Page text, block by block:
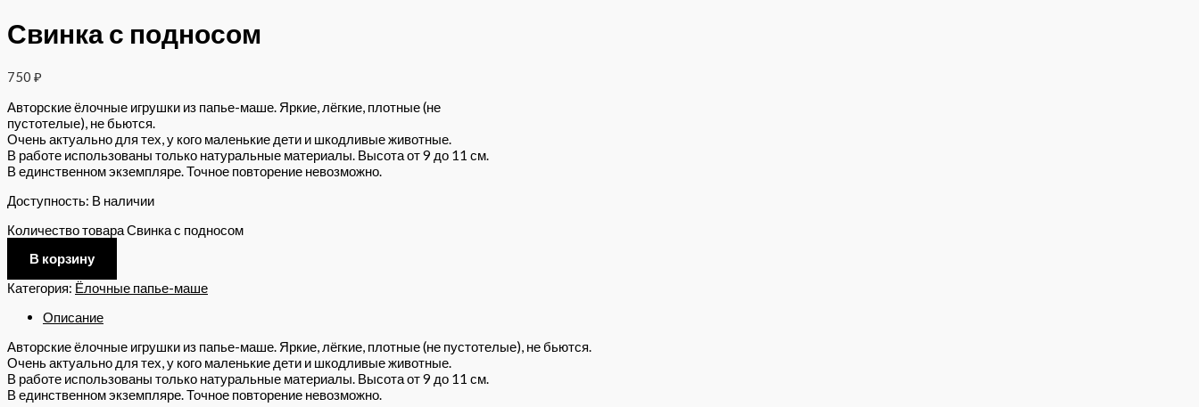
Свинка с подносом
750 ₽
Авторские ёлочные игрушки из папье-маше. Яркие, лёгкие, плотные (не
пустотелые), не бьются.
Очень актуально для тех, у кого маленькие дети и шкодливые животные.
В работе использованы только натуральные материалы. Высота от 9 до 11 см.
В единственном экземпляре. Точное повторение невозможно.
Доступность: В наличии
Количество товара Свинка с подносом
В корзину
Категория: Ёлочные папье-маше
Описание
Авторские ёлочные игрушки из папье-маше. Яркие, лёгкие, плотные (не пустотелые), не бьются.
Очень актуально для тех, у кого маленькие дети и шкодливые животные.
В работе использованы только натуральные материалы. Высота от 9 до 11 см.
В единственном экземпляре. Точное повторение невозможно.